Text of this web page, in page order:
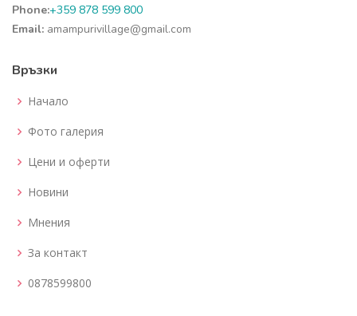
Phone:+359 878 599 800
Email: amampurivillage@gmail.com
Връзки
Начало
Фото галерия
Цени и оферти
Новини
Мнения
За контакт
0878599800